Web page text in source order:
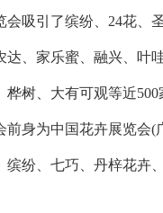
会吸引了缤纷、24花、
达、家乐蜜、融兴、叶
桦树、大有可观等近
前身为中国花卉展览会
缤纷、七巧、丹梓花卉